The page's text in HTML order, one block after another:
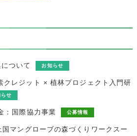
ついて お知らせ
クレジット × 植林プロジェクト入門研
せ
：国際協力事業 公募情報
マングローブの森づくりワークスー